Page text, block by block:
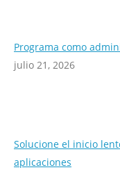
Programa como
julio 21, 2026
Solucione el inicio
aplicaciones